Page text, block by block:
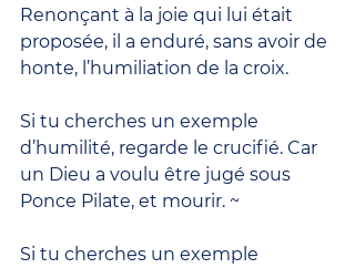
Renonçant à la joie qui lui était
proposée, il a enduré, sans avoir de
honte, l’humiliation de la croix.
Si tu cherches un exemple
d’humilité, regarde le crucifié. Car
un Dieu a voulu être jugé sous
Ponce Pilate, et mourir. ~
Si tu cherches un exemple